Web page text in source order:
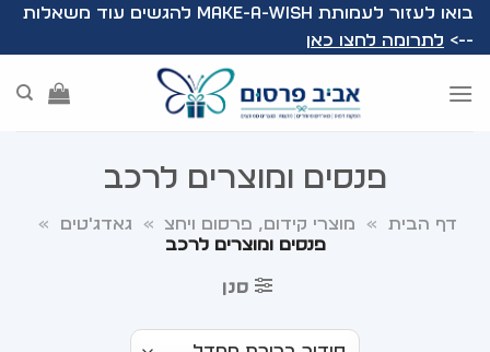
Skip
to
בואו לעזור לעמותת Make-A-Wish להגשים עוד משאלות
--> לתרומה לחצו כאן
פנסים ומוצרים לרכב
דף הבית » מוצרי קידום, פרסום ויחצ » גאדג'טים
»
פנסים ומוצרים לרכב
סנן